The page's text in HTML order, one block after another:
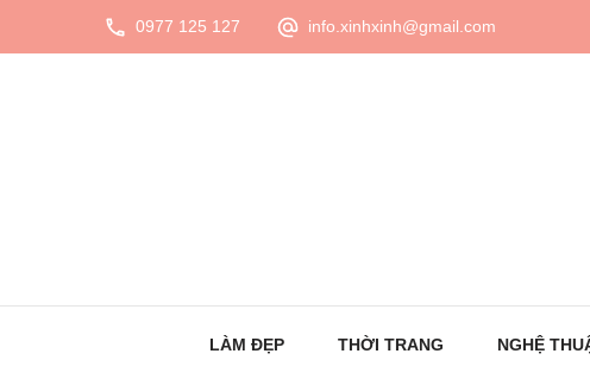
0977 125 127 info.xinhxinh@gmail.com
LÀM ĐẸP THỜI TRANG NGHỆ